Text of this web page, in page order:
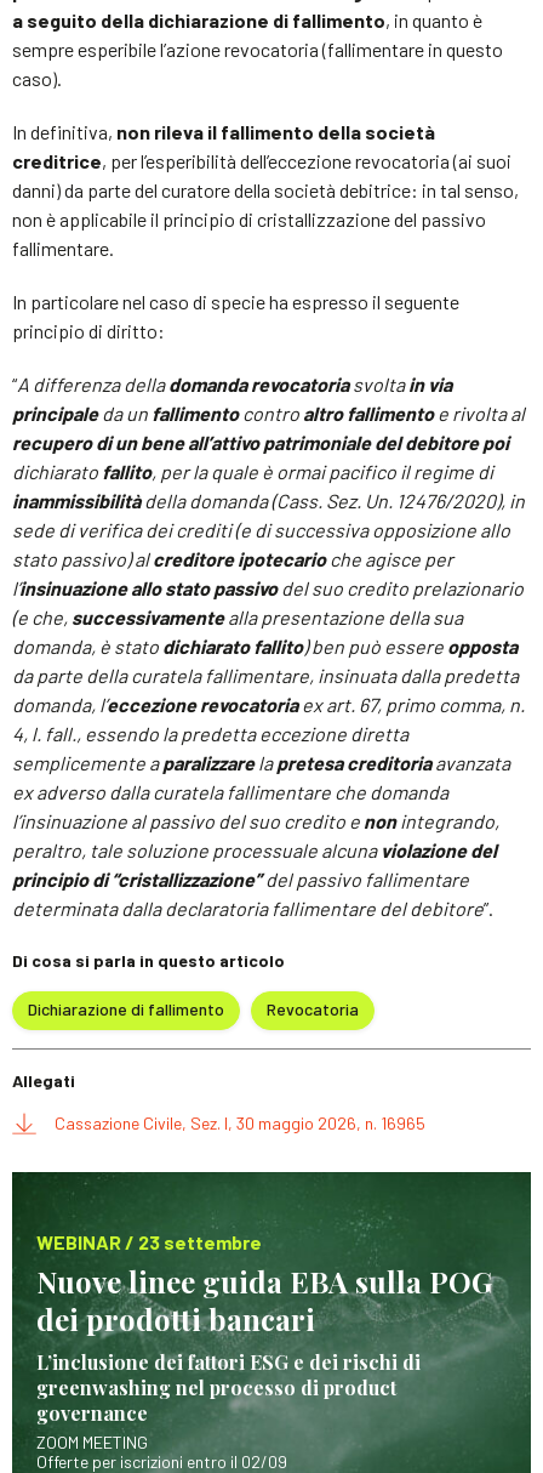
a seguito della dichiarazione di fallimento, in quanto è
sempre esperibile l’azione revocatoria (fallimentare in questo
caso).
In definitiva, non rileva il fallimento della società
creditrice, per l’esperibilità dell’eccezione revocatoria (ai suoi
danni) da parte del curatore della società debitrice: in tal senso,
non è applicabile il principio di cristallizzazione del passivo
fallimentare.
In particolare nel caso di specie ha espresso il seguente
principio di diritto:
“A differenza delladomanda revocatoriasvoltain via
principaleda un fallimentocontro altro fallimentoe rivolta al
recupero di un bene all’attivo patrimoniale del debitore poi
dichiarato fallito, per la quale è ormai pacifico il regime di
inammissibilitàdella domanda (Cass. Sez. Un. 12476/2020), in
sede di verifica dei crediti (e di successiva opposizione allo
stato passivo) alcreditore ipotecarioche agisce per
l’insinuazione allo stato passivodel suo credito prelazionario
(e che, successivamentealla presentazione della sua
domanda, è stato dichiarato fallito) ben può essere opposta
da parte della curatela fallimentare, insinuata dalla predetta
domanda, l’eccezione revocatoriaex art. 67, primo comma, n.
4, l. fall., essendo la predetta eccezione diretta
semplicemente aparalizzarelapretesa creditoriaavanzata
ex adverso dalla curatela fallimentare che domanda
l’insinuazione al passivo del suo credito e nonintegrando,
peraltro, tale soluzione processuale alcuna violazione del
principio di “cristallizzazione”del passivo fallimentare
determinata dalla declaratoria fallimentare del debitore”.
Di cosa si parla in questo articolo
Dichiarazione di fallimento Revocatoria
Allegati
Cassazione Civile, Sez. I, 30 maggio 2026, n. 16965
WEBINAR / 23 settembre
Nuove linee guida EBA sulla POG
dei prodotti bancari
L’inclusione dei fattori ESG e dei rischi di
greenwashing nel processo di product
governance
ZOOM MEETING
Offerte per iscrizioni entro il 02/09